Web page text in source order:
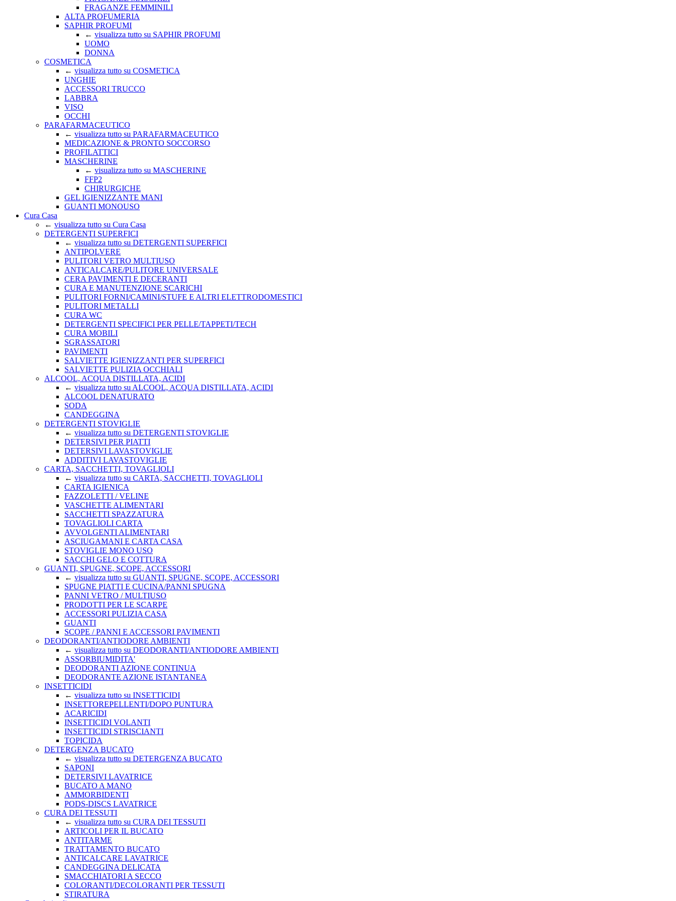
FRAGANZE FEMMINILI
ALTA PROFUMERIA
SAPHIR PROFUMI
← visualizza tutto su SAPHIR PROFUMI
UOMO
DONNA
COSMETICA
← visualizza tutto su COSMETICA
UNGHIE
ACCESSORI TRUCCO
LABBRA
VISO
OCCHI
PARAFARMACEUTICO
← visualizza tutto su PARAFARMACEUTICO
MEDICAZIONE & PRONTO SOCCORSO
PROFILATTICI
MASCHERINE
← visualizza tutto su MASCHERINE
FFP2
CHIRURGICHE
GEL IGIENIZZANTE MANI
GUANTI MONOUSO
Cura Casa
← visualizza tutto su Cura Casa
DETERGENTI SUPERFICI
← visualizza tutto su DETERGENTI SUPERFICI
ANTIPOLVERE
PULITORI VETRO MULTIUSO
ANTICALCARE/PULITORE UNIVERSALE
CERA PAVIMENTI E DECERANTI
CURA E MANUTENZIONE SCARICHI
PULITORI FORNI/CAMINI/STUFE E ALTRI ELETTRODOMESTICI
PULITORI METALLI
CURA WC
DETERGENTI SPECIFICI PER PELLE/TAPPETI/TECH
CURA MOBILI
SGRASSATORI
PAVIMENTI
SALVIETTE IGIENIZZANTI PER SUPERFICI
SALVIETTE PULIZIA OCCHIALI
ALCOOL, ACQUA DISTILLATA, ACIDI
← visualizza tutto su ALCOOL, ACQUA DISTILLATA, ACIDI
ALCOOL DENATURATO
SODA
CANDEGGINA
DETERGENTI STOVIGLIE
← visualizza tutto su DETERGENTI STOVIGLIE
DETERSIVI PER PIATTI
DETERSIVI LAVASTOVIGLIE
ADDITIVI LAVASTOVIGLIE
CARTA, SACCHETTI, TOVAGLIOLI
← visualizza tutto su CARTA, SACCHETTI, TOVAGLIOLI
CARTA IGIENICA
FAZZOLETTI / VELINE
VASCHETTE ALIMENTARI
SACCHETTI SPAZZATURA
TOVAGLIOLI CARTA
AVVOLGENTI ALIMENTARI
ASCIUGAMANI E CARTA CASA
STOVIGLIE MONO USO
SACCHI GELO E COTTURA
GUANTI, SPUGNE, SCOPE, ACCESSORI
← visualizza tutto su GUANTI, SPUGNE, SCOPE, ACCESSORI
SPUGNE PIATTI E CUCINA/PANNI SPUGNA
PANNI VETRO / MULTIUSO
PRODOTTI PER LE SCARPE
ACCESSORI PULIZIA CASA
GUANTI
SCOPE / PANNI E ACCESSORI PAVIMENTI
DEODORANTI/ANTIODORE AMBIENTI
← visualizza tutto su DEODORANTI/ANTIODORE AMBIENTI
ASSORBIUMIDITA'
DEODORANTI AZIONE CONTINUA
DEODORANTE AZIONE ISTANTANEA
INSETTICIDI
← visualizza tutto su INSETTICIDI
INSETTOREPELLENTI/DOPO PUNTURA
ACARICIDI
INSETTICIDI VOLANTI
INSETTICIDI STRISCIANTI
TOPICIDA
DETERGENZA BUCATO
← visualizza tutto su DETERGENZA BUCATO
SAPONI
DETERSIVI LAVATRICE
BUCATO A MANO
AMMORBIDENTI
PODS-DISCS LAVATRICE
CURA DEI TESSUTI
← visualizza tutto su CURA DEI TESSUTI
ARTICOLI PER IL BUCATO
ANTITARME
TRATTAMENTO BUCATO
ANTICALCARE LAVATRICE
CANDEGGINA DELICATA
SMACCHIATORI A SECCO
COLORANTI/DECOLORANTI PER TESSUTI
STIRATURA